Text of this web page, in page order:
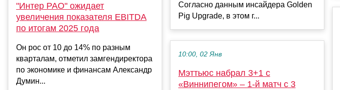
"Интер РАО" ожидает
увеличения показателя EBITDA
по итогам 2025 года
Он рос от 10 до 14% по разным
кварталам, отметил замгендиректора
по экономике и финансам Александр
Думин...
Согласно данным инсайдера Golden
Pig Upgrade, в этом г...
10:00, 02 Янв
Мэттьюс набрал 3+1 с
«Виннипегом» – 1-й матч с 3